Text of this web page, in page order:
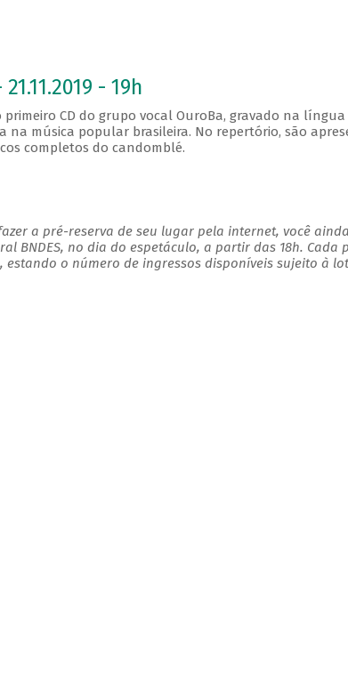
- 19h
CD do grupo vocal OuroBa, gravado na
na música popular brasileira. No repertório, são
completos do candomblé.
a pré-reserva de seu lugar pela internet, você
BNDES, no dia do espetáculo, a partir das 18h. Cada
estando o número de ingressos disponíveis sujeito à